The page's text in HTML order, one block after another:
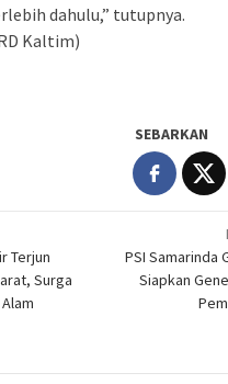
dahulu,” tutupnya.
Kaltim)
SEBARKAN
Terjun
Surga
PSI Samarinda
Siapkan